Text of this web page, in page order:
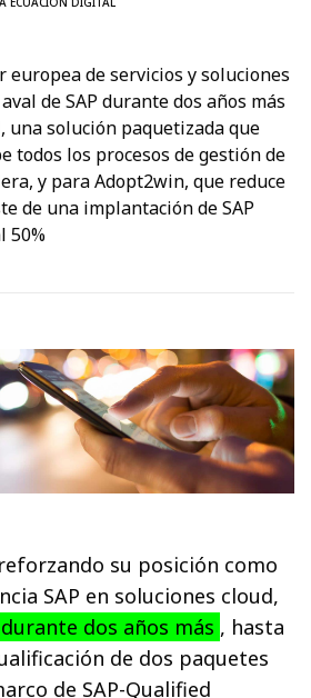
europea de servicios y soluciones
de SAP durante dos años más
una solución paquetizada que
todos los procesos de gestión de
y para Adopt2win, que reduce
de una implantación de SAP
50%
su posición como
SAP en soluciones cloud,
dos años más , hasta
de dos paquetes
de SAP-Qualified